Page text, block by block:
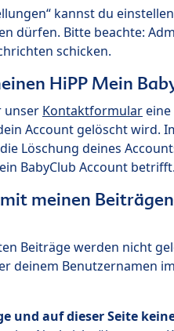
kannst du
dürfen. Bitte beachte:
schicken.
HiPP Mein
unser Kontaktformular
Account gelöscht wird.
Löschung deines
BabyClub Account betrifft.
meinen
Beiträge werden nicht
deinem Benutzernamen
und auf dieser Seite